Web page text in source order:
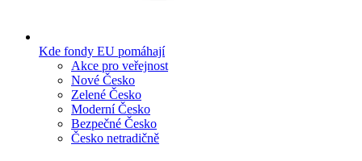
Kde fondy EU pomáhají
Akce pro veřejnost
Nové Česko
Zelené Česko
Moderní Česko
Bezpečné Česko
Česko netradičně